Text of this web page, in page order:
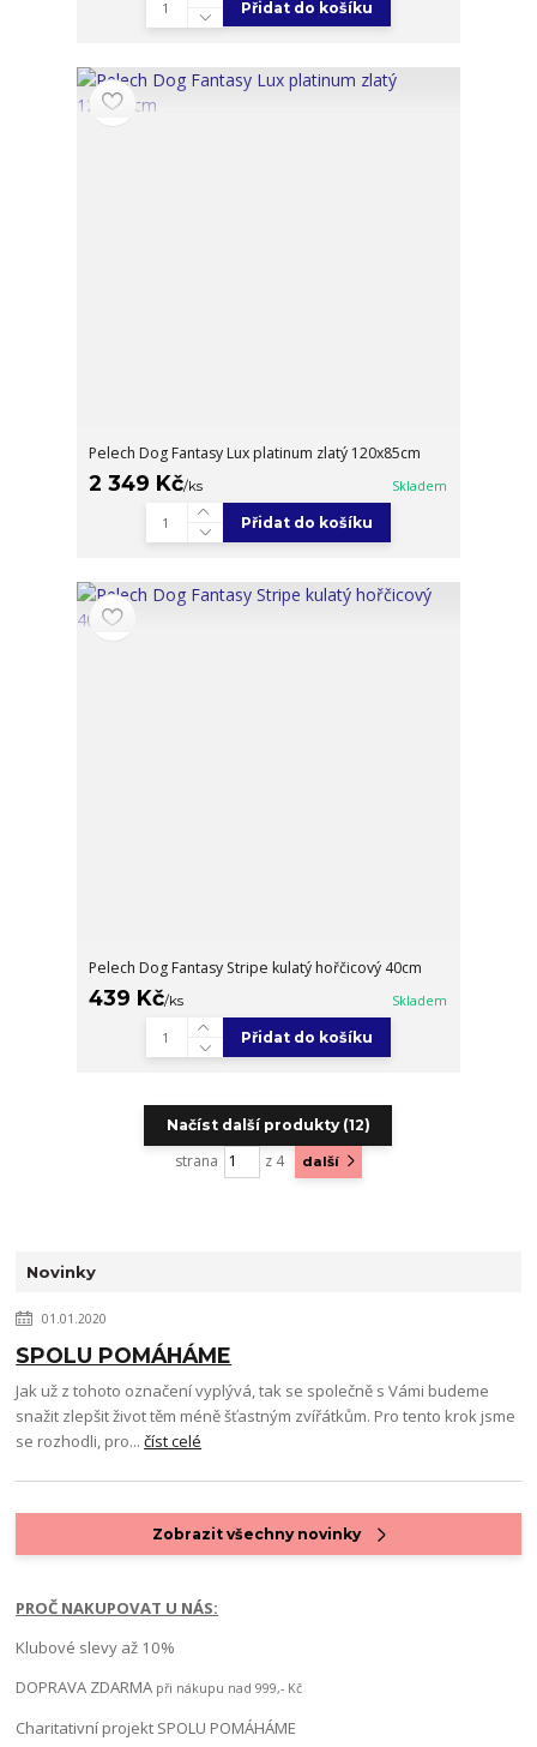
Přidat do košíku
Pelech Dog Fantasy Lux platinum zlatý 120x85cm
2 349 Kč/ks Skladem
Přidat do košíku
Pelech Dog Fantasy Stripe kulatý hořčicový 40cm
439 Kč/ks Skladem
Přidat do košíku
Načíst další produkty (12)
strana z 4 další
Novinky
01.01.2020
SPOLU POMÁHÁME
Jak už z tohoto označení vyplývá, tak se společně s Vámi budeme
snažit zlepšit život těm méně šťastným zvířátkům. Pro tento krok jsme
se rozhodli, pro...číst celé
Zobrazit všechny novinky
PROČ NAKUPOVAT U NÁS:
Klubové slevy až 10%
DOPRAVA ZDARMA při nákupu nad 999,- Kč
Charitativní projekt SPOLU POMÁHÁME